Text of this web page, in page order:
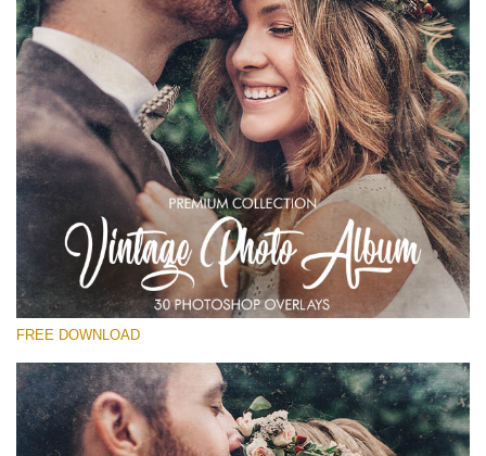
Please select
Free Vintage Overlay #25
Small 800*533px
Vintage Photo Album
(30 Overlays)
Sunlight Collection
(290 Overlays)
FREE DOWNLOAD